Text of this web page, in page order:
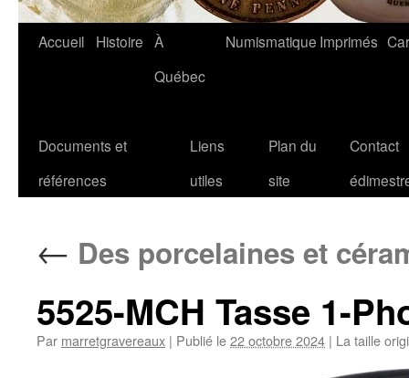
Accueil Histoire À
Québec
Numismatique Imprimés
Documents et
références
Liens
utiles
Plan du
site
Contact
← Des porcelaines et
5525-MCH Tasse 1-
Par marretgravereaux | Publié le22 octobre 2024 | La taille